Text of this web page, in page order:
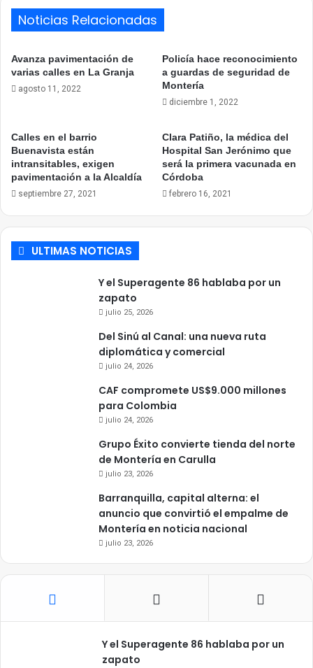
Noticias Relacionadas
Avanza pavimentación de
varias calles en La Granja
agosto 11, 2022
Policía hace reconocimiento
a guardas de seguridad de
Montería
diciembre 1, 2022
Calles en el barrio
Buenavista están
intransitables, exigen
pavimentación a la Alcaldía
septiembre 27, 2021
Clara Patiño, la médica del
Hospital San Jerónimo que
será la primera vacunada en
Córdoba
febrero 16, 2021
ULTIMAS NOTICIAS
Y el Superagente 86 hablaba por un
zapato
julio 25, 2026
Del Sinú al Canal: una nueva ruta
diplomática y comercial
julio 24, 2026
CAF compromete US$9.000 millones
para Colombia
julio 24, 2026
Grupo Éxito convierte tienda del norte
de Montería en Carulla
julio 23, 2026
Barranquilla, capital alterna: el
anuncio que convirtió el empalme de
Montería en noticia nacional
julio 23, 2026
Y el Superagente 86 hablaba por un
zapato